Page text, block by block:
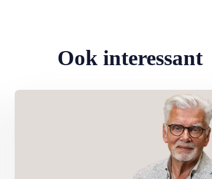
Ook interessant
Lees meer over Column Jan Slagter: Vakantie